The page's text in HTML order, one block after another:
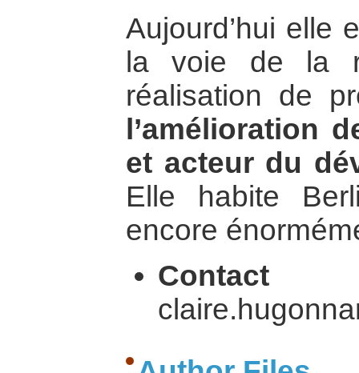
Aujourd’hui elle
la voie de la
réalisation de
l’amélioration
et acteur du
Elle habite
encore